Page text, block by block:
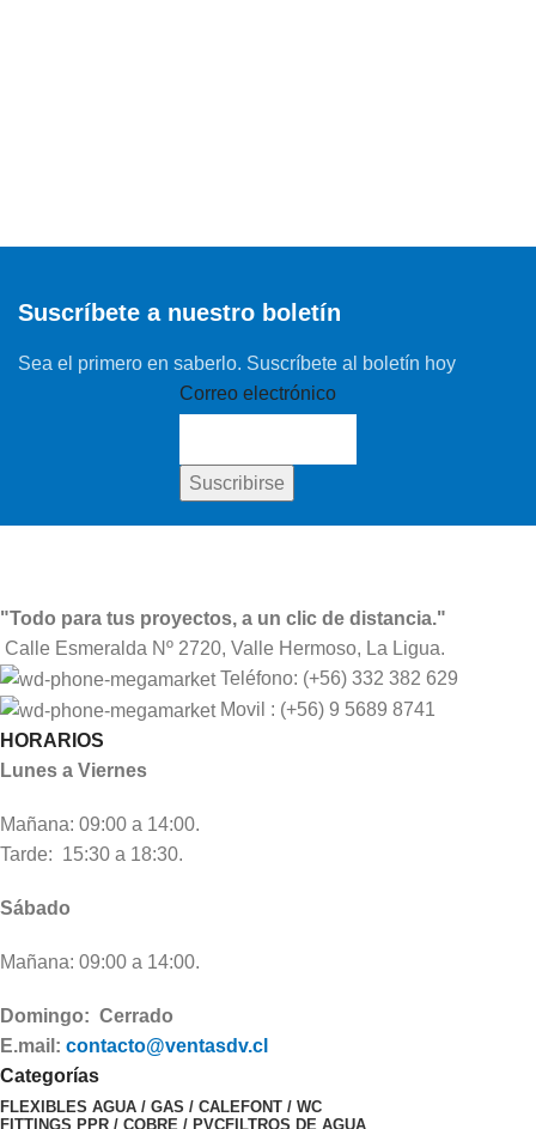
Suscríbete a nuestro boletín
Sea el primero en saberlo. Suscríbete al boletín hoy
Correo electrónico
"Todo para tus proyectos, a un clic de distancia."
Calle Esmeralda Nº 2720, Valle Hermoso, La Ligua.
Teléfono: (+56) 332 382 629
Movil : (+56) 9 5689 8741
HORARIOS
Lunes a Viernes
Mañana: 09:00 a 14:00.
Tarde: 15:30 a 18:30.
Sábado
Mañana: 09:00 a 14:00.
Domingo: Cerrado
E.mail: contacto@ventasdv.cl
Categorías
FLEXIBLES AGUA / GAS / CALEFONT / WC
FITTINGS PPR / COBRE / PVCFILTROS DE AGUA